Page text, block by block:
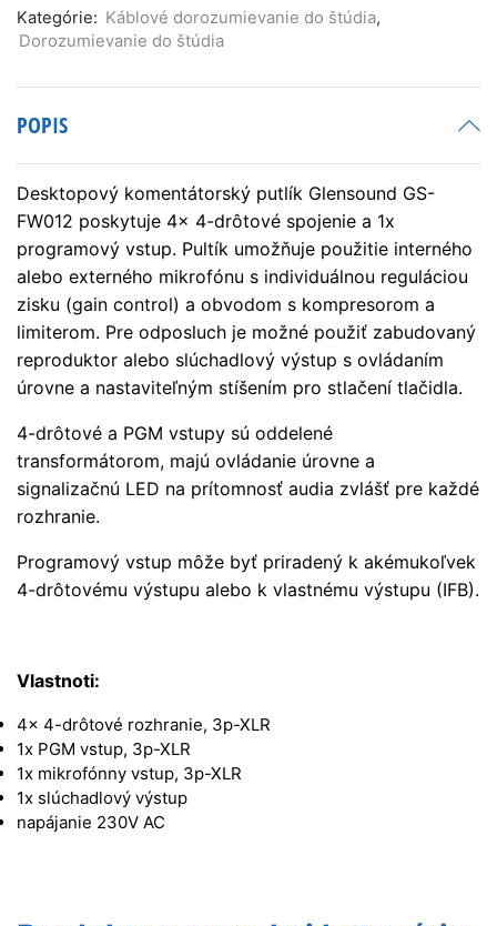
Kategórie: Káblové dorozumievanie do štúdia,
Dorozumievanie do štúdia
POPIS
Desktopový komentátorský putlík Glensound GS-
FW012 poskytuje 4x 4-drôtové spojenie a 1x
programový vstup. Pultík umožňuje použitie interného
alebo externého mikrofónu s individuálnou reguláciou
zisku (gain control) a obvodom s kompresorom a
limiterom. Pre odposluch je možné použiť zabudovaný
reproduktor alebo slúchadlový výstup s ovládaním
úrovne a nastaviteľným stíšením pro stlačení tlačidla.
4-drôtové a PGM vstupy sú oddelené
transformátorom, majú ovládanie úrovne a
signalizačnú LED na prítomnosť audia zvlášť pre každé
rozhranie.
Programový vstup môže byť priradený k akémukoľvek
4-drôtovému výstupu alebo k vlastnému výstupu (IFB).
Vlastnoti:
4x 4-drôtové rozhranie, 3p-XLR
1x PGM vstup, 3p-XLR
1x mikrofónny vstup, 3p-XLR
1x slúchadlový výstup
napájanie 230V AC